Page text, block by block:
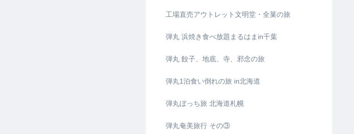
工場直売アウトレット文明堂・全菓の旅
弾丸 浜焼き食べ放題まるはまin千葉
弾丸 餃子、地底、寺、邪念の旅
弾丸1泊食い倒れの旅 in北海道
弾丸ぼっち旅 北海道札幌
弾丸奄美旅行 その③